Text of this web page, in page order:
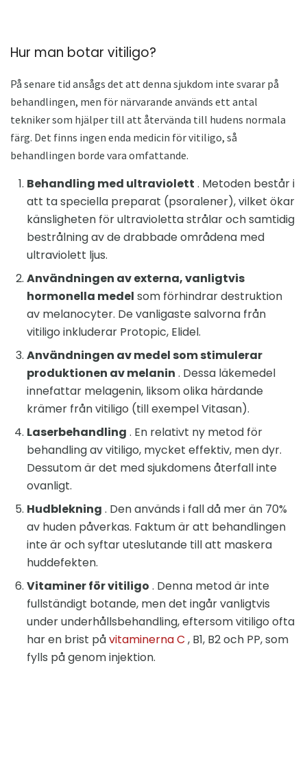
Hur man botar vitiligo?
På senare tid ansågs det att denna sjukdom inte svarar på
behandlingen, men för närvarande används ett antal
tekniker som hjälper till att återvända till hudens normala
färg. Det finns ingen enda medicin för vitiligo, så
behandlingen borde vara omfattande.
Behandling med ultraviolett . Metoden består i
att ta speciella preparat (psoralener), vilket ökar
känsligheten för ultravioletta strålar och samtidig
bestrålning av de drabbade områdena med
ultraviolett ljus.
Användningen av externa, vanligtvis
hormonella medel som förhindrar destruktion
av melanocyter. De vanligaste salvorna från
vitiligo inkluderar Protopic, Elidel.
Användningen av medel som stimulerar
produktionen av melanin . Dessa läkemedel
innefattar melagenin, liksom olika härdande
krämer från vitiligo (till exempel Vitasan).
Laserbehandling . En relativt ny metod för
behandling av vitiligo, mycket effektiv, men dyr.
Dessutom är det med sjukdomens återfall inte
ovanligt.
Hudblekning . Den används i fall då mer än 70%
av huden påverkas. Faktum är att behandlingen
inte är och syftar uteslutande till att maskera
huddefekten.
Vitaminer för vitiligo . Denna metod är inte
fullständigt botande, men det ingår vanligtvis
under underhållsbehandling, eftersom vitiligo ofta
har en brist påvitaminerna C , B1, B2 och PP, som
fylls på genom injektion.